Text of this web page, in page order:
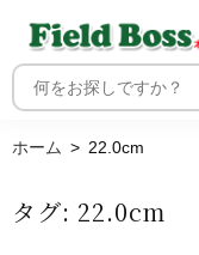
ホーム 22.0cm
タグ: 22.0cm